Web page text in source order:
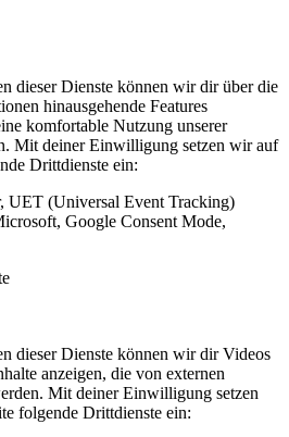
dieser Dienste können wir dir über die
hinausgehende Features
komfortable Nutzung unserer
Mit deiner Einwilligung setzen wir auf
Drittdienste ein:
UET (Universal Event Tracking)
Google Consent Mode,
dieser Dienste können wir dir Videos
anzeigen, die von externen
Mit deiner Einwilligung setzen
folgende Drittdienste ein: